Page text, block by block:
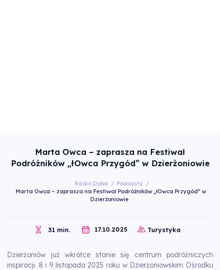
Marta Owca – zaprasza na Festiwal
Podróżników „łOwca Przygód” w Dzierżoniowie
Radio Doba / Podcasty /
Marta Owca – zaprasza na Festiwal Podróżników „łOwca Przygód” w
Dzierżoniowie
31 min. 17.10.2025 Turystyka
Dzierżoniów już wkrótce stanie się centrum podróżniczych
inspiracji. 8 i 9 listopada 2025 roku w Dzierżoniowskim Ośrodku